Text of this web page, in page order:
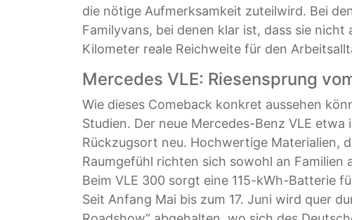
die nötige Aufmerksamkeit zuteilwird. Bei
Familyvans, bei denen klar ist, dass sie
Kilometer reale Reichweite für den
Mercedes VLE: Riesensprung
Wie dieses Comeback konkret aussehen
Studien. Der neue Mercedes-Benz VLE
Rückzugsort neu. Hochwertige Materialien,
Raumgefühl richten sich sowohl an Familien
Beim VLE 300 sorgt eine 115-kWh-Batterie
Seit Anfang Mai bis zum 17. Juni wird quer